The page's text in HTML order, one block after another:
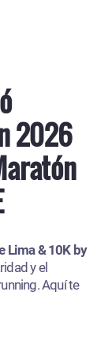
2026
Lima & 10K by
y el
Aquí te